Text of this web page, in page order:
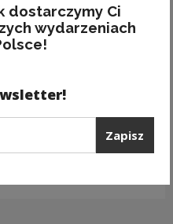
dostarczymy Ci
wydarzeniach
Zapisz